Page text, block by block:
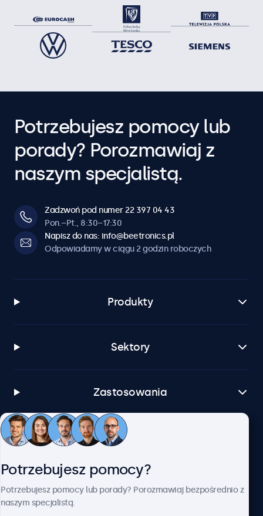
Potrzebujesz pomocy lub
porady? Porozmawiaj z
naszym specjalistą.
Zadzwoń pod numer 22 397 04 43
Pon.–Pt., 8:30–17:30
Napisz do nas: info@beetronics.pl
Odpowiadamy w ciągu 2 godzin roboczych
Produkty
Sektory
Zastosowania
Obsługa klienta
Potrzebujesz pomocy?
Potrzebujesz pomocy lub porady? Porozmawiaj bezpośrednio z
naszym specjalistą.